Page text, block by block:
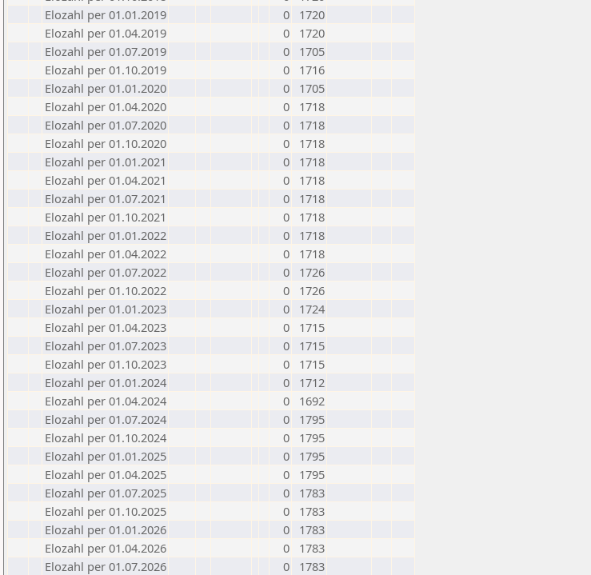
Elozahl per 01.01.2019
0
1720
Elozahl per 01.04.2019
0
1720
Elozahl per 01.07.2019
0
1705
Elozahl per 01.10.2019
0
1716
Elozahl per 01.01.2020
0
1705
Elozahl per 01.04.2020
0
1718
Elozahl per 01.07.2020
0
1718
Elozahl per 01.10.2020
0
1718
Elozahl per 01.01.2021
0
1718
Elozahl per 01.04.2021
0
1718
Elozahl per 01.07.2021
0
1718
Elozahl per 01.10.2021
0
1718
Elozahl per 01.01.2022
0
1718
Elozahl per 01.04.2022
0
1718
Elozahl per 01.07.2022
0
1726
Elozahl per 01.10.2022
0
1726
Elozahl per 01.01.2023
0
1724
Elozahl per 01.04.2023
0
1715
Elozahl per 01.07.2023
0
1715
Elozahl per 01.10.2023
0
1715
Elozahl per 01.01.2024
0
1712
Elozahl per 01.04.2024
0
1692
Elozahl per 01.07.2024
0
1795
Elozahl per 01.10.2024
0
1795
Elozahl per 01.01.2025
0
1795
Elozahl per 01.04.2025
0
1795
Elozahl per 01.07.2025
0
1783
Elozahl per 01.10.2025
0
1783
Elozahl per 01.01.2026
0
1783
Elozahl per 01.04.2026
0
1783
Elozahl per 01.07.2026
0 1783